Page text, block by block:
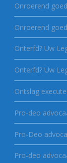
Onroerend
Onroerend
Onterfd? Uw
Onterfd? Uw
Ontslag
Pro-deo
Pro-Deo
Pro-deo